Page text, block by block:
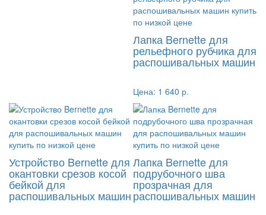
Лапка Bernette для
рельефного рубчика для
распошивальных машин
Цена: 1 640 р.
Устройство Bernette для
окантовки срезов косой
бейкой для
распошивальных машин
Лапка Bernette для
подрубочного шва
прозрачная для
распошивальных машин